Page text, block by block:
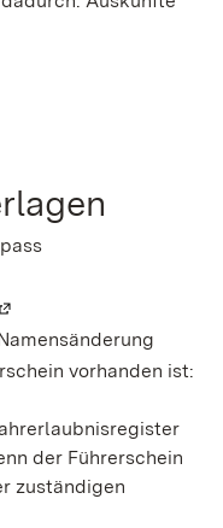
(Wird in einem neuen
vorhanden ist:
der Führerschein
zuständigen